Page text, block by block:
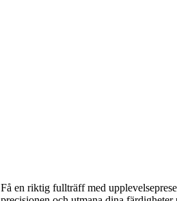
Få en riktig fullträff med